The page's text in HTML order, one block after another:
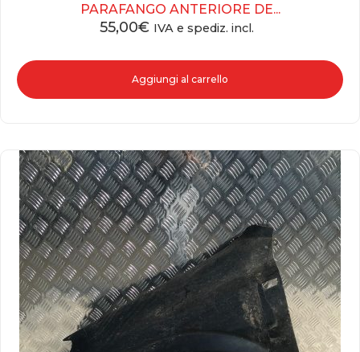
PARAFANGO ANTERIORE DE...
55,00€ IVA e spediz. incl.
Aggiungi al carrello